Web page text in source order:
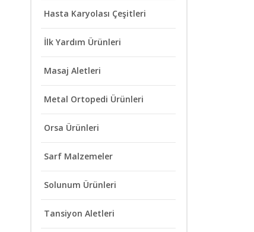
Hasta Karyolası Çeşitleri
İlk Yardım Ürünleri
Masaj Aletleri
Metal Ortopedi Ürünleri
Orsa Ürünleri
Sarf Malzemeler
Solunum Ürünleri
Tansiyon Aletleri